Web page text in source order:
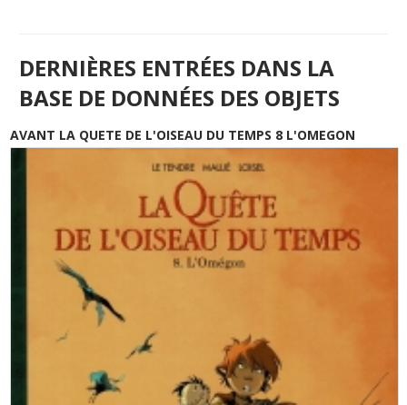
DERNIÈRES ENTRÉES DANS LA
BASE DE DONNÉES DES OBJETS
AVANT LA QUETE DE L'OISEAU DU TEMPS 8 L'OMEGON